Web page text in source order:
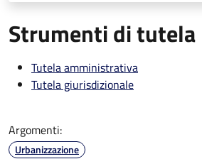
Strumenti di tutela
Tutela amministrativa
Tutela giurisdizionale
Argomenti:
Urbanizzazione